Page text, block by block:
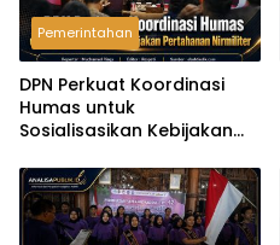
Pemerintahan
DPN Perkuat Koordinasi
Humas untuk
Sosialisasikan Kebijakan